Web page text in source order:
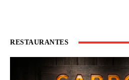
RESTAURANTES